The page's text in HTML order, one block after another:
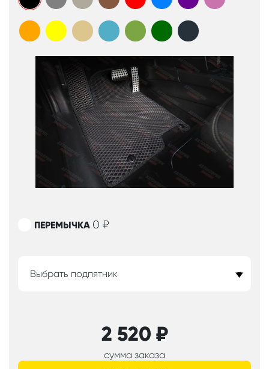
ПЕРЕМЫЧКА 0 ₽
Выбрать подпятник
2 520 ₽
сумма заказа